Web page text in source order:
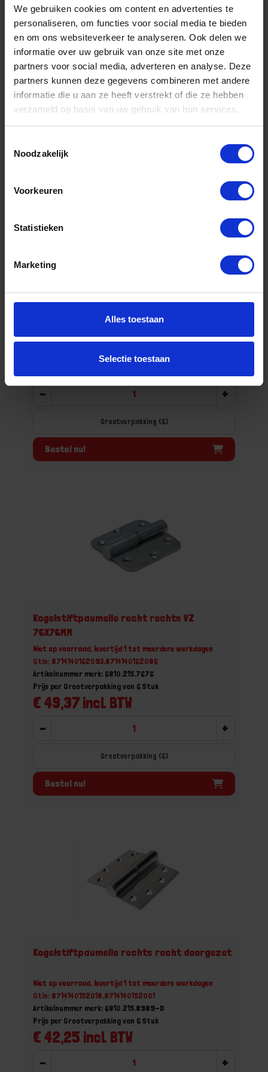
We gebruiken cookies om content en advertenties te
personaliseren, om functies voor social media te bieden
en om ons websiteverkeer te analyseren. Ook delen we
informatie over uw gebruik van onze site met onze
partners voor social media, adverteren en analyse. Deze
partners kunnen deze gegevens combineren met andere
informatie die u aan ze heeft verstrekt of die ze hebben
verzameld op basis van uw gebruik van hun services.
Noodzakelijk
Voorkeuren
Statistieken
Marketing
Alles toestaan
Selectie toestaan
Artikelnummer merk: 6810.115.8989-D
€ 42,25 incl. BTW
- +
Grootverpakking (6)
Bestel nu!
Niet op voorraad, levertijd 1 tot meerdere werkdagen
Artikelnummer merk: 6810.115.7676
€ 49,37 incl. BTW
- +
Grootverpakking (6)
Bestel nu!
Kogelstiftpaumelle recht rechts VZ
76X76MM
Niet op voorraad, levertijd 1 tot meerdere werkdagen
Gtin: 8714140162093,8714140162086
Artikelnummer merk: 6810.215.7676
€ 49,37 incl. BTW
Prijs per Grootverpakking van 6 Stuk
- +
Grootverpakking (6)
Bestel nu!
Kogelstiftpaumelle rechts recht doorgezet
Niet op voorraad, levertijd 1 tot meerdere werkdagen
Gtin: 8714140152018,8714140152001
Artikelnummer merk: 6810.215.8989-D
€ 42,25 incl. BTW
Prijs per Grootverpakking van 6 Stuk
- +